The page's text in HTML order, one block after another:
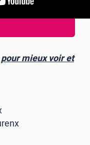
mieux voir et